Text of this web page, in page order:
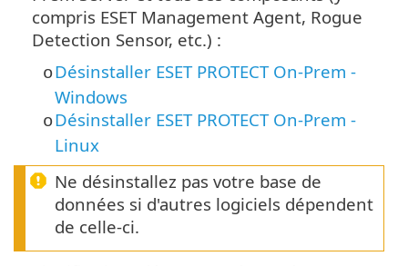
compris ESET Management Agent, Rogue
Detection Sensor, etc.) :
oDésinstaller ESET PROTECT On-Prem -
Windows
oDésinstaller ESET PROTECT On-Prem -
Linux
Ne désinstallez pas votre base de
données si d'autres logiciels dépendent
de celle-ci.